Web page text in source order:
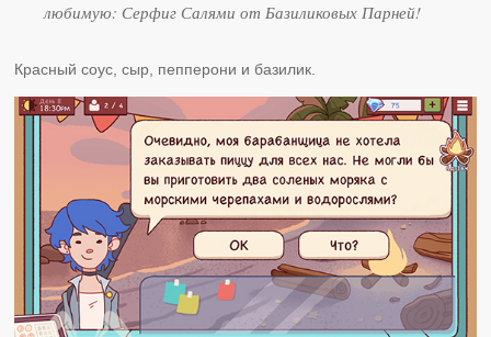
любимую: Серфиг Салями от Базиликовых Парней!
Красный соус, сыр, пепперони и базилик.